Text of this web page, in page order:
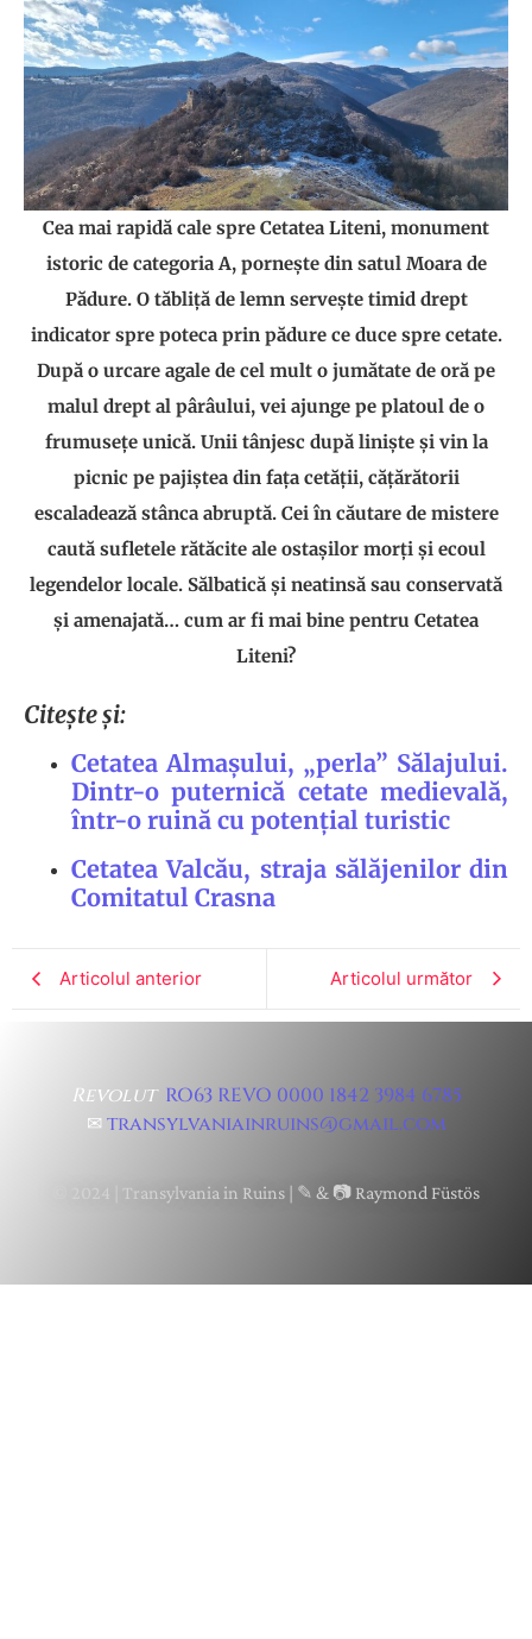
Cea mai rapidă cale spre Cetatea Liteni, monument
istoric de categoria A, pornește din satul Moara de
Pădure. O tăbliță de lemn servește timid drept
indicator spre poteca prin pădure ce duce spre cetate.
După o urcare agale de cel mult o jumătate de oră pe
malul drept al pârâului, vei ajunge pe platoul de o
frumusețe unică. Unii tânjesc după liniște și vin la
picnic pe pajiștea din fața cetății, cățărătorii
escaladează stânca abruptă. Cei în căutare de mistere
caută sufletele rătăcite ale ostașilor morți și ecoul
legendelor locale. Sălbatică și neatinsă sau conservată
și amenajată… cum ar fi mai bine pentru Cetatea
Liteni?
Citește și:
Cetatea Almașului, „perla” Sălajului.
Dintr-o puternică cetate medievală,
într-o ruină cu potențial turistic
Cetatea Valcău, straja sălăjenilor din
Comitatul Crasna
Articolul anterior Articolul următor
Revolut RO63 REVO 0000 1842 3984 6785
✉ transylvaniainruins@gmail.com
© 2024 | Transylvania in Ruins | ✎ & 📷 Raymond Füstös